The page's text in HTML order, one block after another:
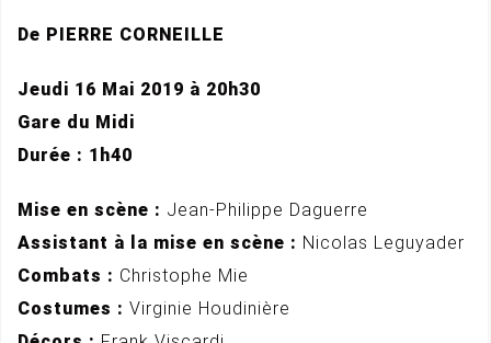
De PIERRE CORNEILLE
Jeudi 16 Mai 2019 à 20h30
Gare du Midi
Durée : 1h40
Mise en scène : Jean-Philippe Daguerre
Assistant à la mise en scène : Nicolas Leguyader
Combats : Christophe Mie
Costumes : Virginie Houdinière